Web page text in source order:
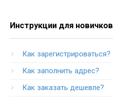
Инструкции для новичков
Как зарегистрироваться?
Как заполнить адрес?
Как заказать дешевле?